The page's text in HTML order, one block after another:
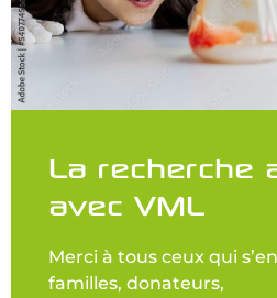
La recherche
avec VML
Merci à tous ceux qui
familles, donateurs,